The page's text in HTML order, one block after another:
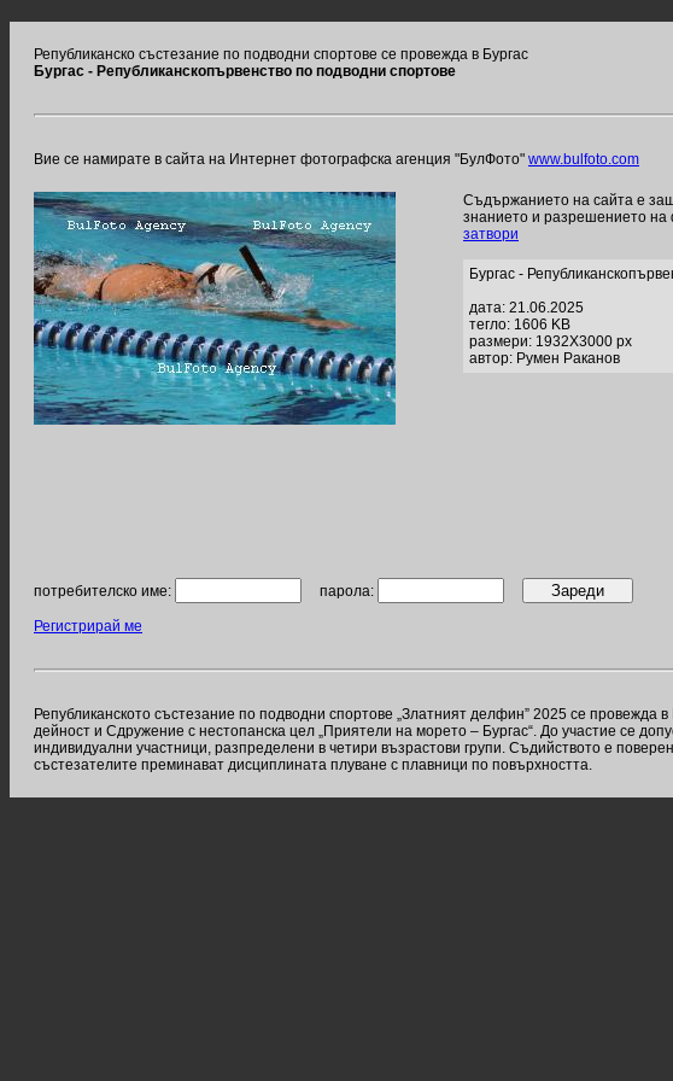
Републиканско състезание по подводни спортове се провежда в Бургас
Бургас - Републиканскопървенство по подводни спортове
Вие се намирате в сайта на Интернет фотографска агенция "БулФото" www.bulfoto.com
Съдържанието на сайта е
знанието и разрешението на
затвори
Бургас -
дата: 21.06.2025
тегло: 1606 KB
размери: 1932X3000 px
автор: Румен Раканов
потребителско име: парола:
Регистрирай ме
Републиканското състезание по подводни спортове „Златният делфин” 2025 се
дейност и Сдружение с нестопанска цел „Приятели на морето – Бургас“. До участие се
индивидуални участници, разпределени в четири възрастови групи. Съдийството е
състезателите преминават дисциплината плуване с плавници по повърхността.